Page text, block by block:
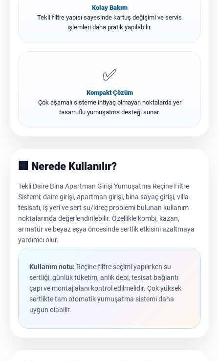
Kolay Bakım
Tekli filtre yapısı sayesinde kartuş değişimi ve servis
işlemleri daha pratik yapılabilir.
✅
Kompakt Çözüm
Çok aşamalı sisteme ihtiyaç olmayan noktalarda yer
tasarruflu yumuşatma desteği sunar.
🏢 Nerede Kullanılır?
Tekli Daire Bina Apartman Girişi Yumuşatma Reçine Filtre
Sistemi; daire girişi, apartman girişi, bina sayaç girişi, villa
tesisatı, iş yeri ve sert su/kireç problemi bulunan kullanım
noktalarında değerlendirilebilir. Özellikle kombi, kazan,
armatür ve beyaz eşya öncesinde sertlik etkisini azaltmaya
yardımcı olur.
Kullanım notu: Reçine filtre seçimi yapılırken su
sertliği, günlük tüketim, anlık debi, tesisat bağlantı
çapı ve montaj alanı kontrol edilmelidir. Çok yüksek
sertlikte tam otomatik yumuşatma sistemi daha
uygun olabilir.